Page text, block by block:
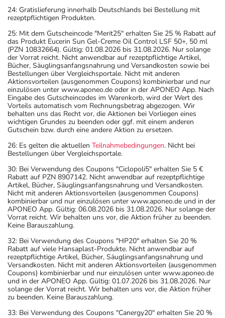
24: Gratislieferung innerhalb Deutschlands bei Bestellung mit
rezeptpflichtigen Produkten.
25: Mit dem Gutscheincode "Merit25" erhalten Sie 25 % Rabatt auf
das Produkt Eucerin Sun Gel-Creme Oil Control LSF 50+, 50 ml
(PZN 10832664). Gültig: 01.08.2026 bis 31.08.2026. Nur solange
der Vorrat reicht. Nicht anwendbar auf rezeptpflichtige Artikel,
Bücher, Säuglingsanfangsnahrung und Versandkosten sowie bei
Bestellungen über Vergleichsportale. Nicht mit anderen
Aktionsvorteilen (ausgenommen Coupons) kombinierbar und nur
einzulösen unter www.aponeo.de oder in der APONEO App. Nach
Eingabe des Gutscheincodes im Warenkorb, wird der Wert des
Vorteils automatisch vom Rechnungsbetrag abgezogen. Wir
behalten uns das Recht vor, die Aktionen bei Vorliegen eines
wichtigen Grundes zu beenden oder ggf. mit einem anderen
Gutschein bzw. durch eine andere Aktion zu ersetzen.
26: Es gelten die aktuellen Teilnahmebedingungen. Nicht bei
Bestellungen über Vergleichsportale.
30: Bei Verwendung des Coupons "Ciclopoli5" erhalten Sie 5 €
Rabatt auf PZN 8907142. Nicht anwendbar auf rezeptpflichtige
Artikel, Bücher, Säuglingsanfangsnahrung und Versandkosten.
Nicht mit anderen Aktionsvorteilen (ausgenommen Coupons)
kombinierbar und nur einzulösen unter www.aponeo.de und in der
APONEO App. Gültig: 06.08.2026 bis 31.08.2026. Nur solange der
Vorrat reicht. Wir behalten uns vor, die Aktion früher zu beenden.
Keine Barauszahlung.
32: Bei Verwendung des Coupons "HP20" erhalten Sie 20 %
Rabatt auf viele Hansaplast-Produkte. Nicht anwendbar auf
rezeptpflichtige Artikel, Bücher, Säuglingsanfangsnahrung und
Versandkosten. Nicht mit anderen Aktionsvorteilen (ausgenommen
Coupons) kombinierbar und nur einzulösen unter www.aponeo.de
und in der APONEO App. Gültig: 01.07.2026 bis 31.08.2026. Nur
solange der Vorrat reicht. Wir behalten uns vor, die Aktion früher
zu beenden. Keine Barauszahlung.
33: Bei Verwendung des Coupons "Canergy20" erhalten Sie 20 %